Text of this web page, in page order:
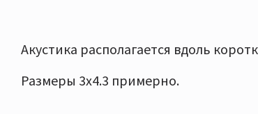
Акустика располагается вдоль
Размеры 3х4.3 примерно.